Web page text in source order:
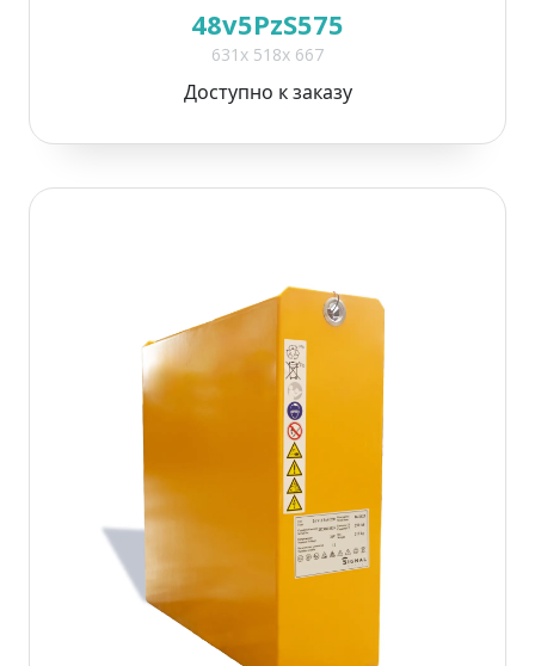
48v5PzS575
631x 518x 667
Доступно к заказу